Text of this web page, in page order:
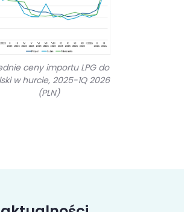
ceny importu LPG do
w hurcie, 2025-1Q 2026
(PLN)